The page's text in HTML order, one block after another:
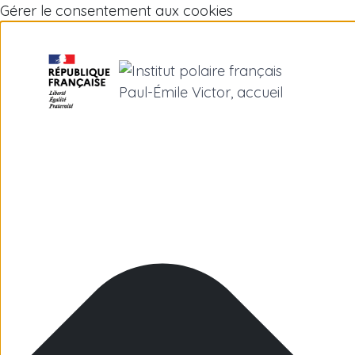
Gérer le consentement aux cookies